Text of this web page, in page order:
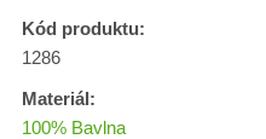
Kód produktu:
1286
Materiál:
100% Bavlna